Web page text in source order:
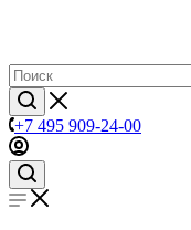
+7 495 909-24-00